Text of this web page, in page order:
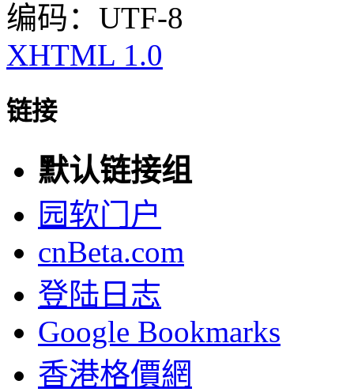
编码：UTF-8
XHTML 1.0
链接
默认链接组
园软门户
cnBeta.com
登陆日志
Google Bookmarks
香港格價網